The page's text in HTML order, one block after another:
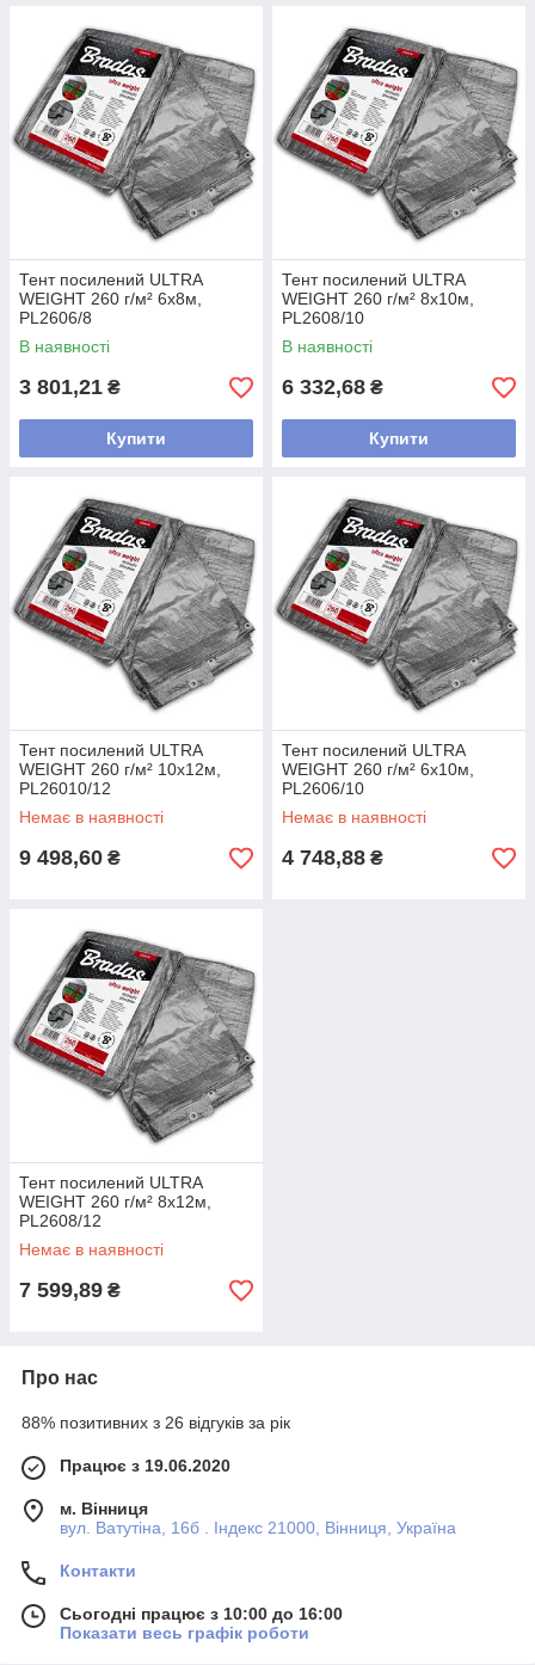
Тент посилений ULTRA
WEIGHT 260 г/м² 6х8м,
PL2606/8
В наявності
3 801,21 ₴
Купити
Тент посилений ULTRA
WEIGHT 260 г/м² 8х10м,
PL2608/10
В наявності
6 332,68 ₴
Купити
Тент посилений ULTRA
WEIGHT 260 г/м² 10х12м,
PL26010/12
Немає в наявності
9 498,60 ₴
Тент посилений ULTRA
WEIGHT 260 г/м² 6х10м,
PL2606/10
Немає в наявності
4 748,88 ₴
Тент посилений ULTRA
WEIGHT 260 г/м² 8х12м,
PL2608/12
Немає в наявності
7 599,89 ₴
Про нас
88% позитивних з 26 відгуків за рік
Працює з 19.06.2020
м. Вінниця
вул. Ватутіна, 16б . Індекс 21000, Вінниця, Україна
Контакти
Сьогодні працює з 10:00 до 16:00
Показати весь графік роботи